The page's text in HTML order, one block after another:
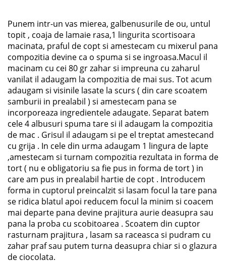
Punem intr-un vas mierea, galbenusurile de ou, untul
topit , coaja de lamaie rasa,1 lingurita scortisoara
macinata, praful de copt si amestecam cu mixerul pana
compozitia devine ca o spuma si se ingroasa.Macul il
macinam cu cei 80 gr zahar si impreuna cu zaharul
vanilat il adaugam la compozitia de mai sus. Tot acum
adaugam si visinile lasate la scurs ( din care scoatem
samburii in prealabil ) si amestecam pana se
incorporeaza ingredientele adaugate. Separat batem
cele 4 albusuri spuma tare si il adaugam la compozitia
de mac . Grisul il adaugam si pe el treptat amestecand
cu grija . In cele din urma adaugam 1 lingura de lapte
,amestecam si turnam compozitia rezultata in forma de
tort ( nu e obligatoriu sa fie pus in forma de tort ) in
care am pus in prealabil hartie de copt . Introducem
forma in cuptorul preincalzit si lasam focul la tare pana
se ridica blatul apoi reducem focul la minim si coacem
mai departe pana devine prajitura aurie deasupra sau
pana la proba cu scobitoarea . Scoatem din cuptor
rasturnam prajitura , lasam sa raceasca si pudram cu
zahar praf sau putem turna deasupra chiar si o glazura
de ciocolata.